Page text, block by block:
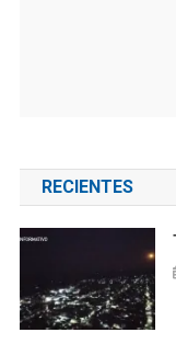
RECIENTES